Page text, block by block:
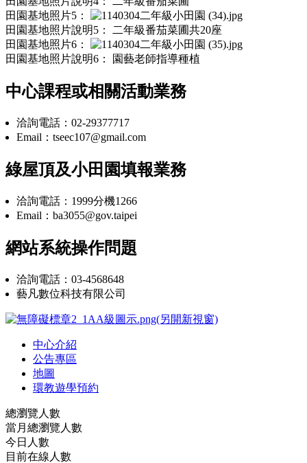
田園基地照片5：
田園基地照片說明5：
二年級番茄菜圃共20座
田園基地照片6：
田園基地照片說明6：
園藝老師指導種植
中心課程或相關活動業務
洽詢電話：02-29377717
Email：tseec107@gmail.com
綠屋頂及小田園填報業務
洽詢電話：1999分機1266
Email：ba3055@gov.taipei
網站系統操作問題
洽詢電話：03-4568648
藝凡數位科技有限公司
中心介紹
公告專區
地圖
環教遊學預約
總瀏覽人數
當月總瀏覽人數
今日人數
目前在線人數